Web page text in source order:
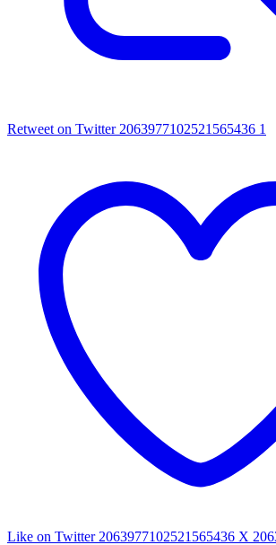
Retweet on Twitter 2063977102521565436 1
Like on Twitter 2063977102521565436 X